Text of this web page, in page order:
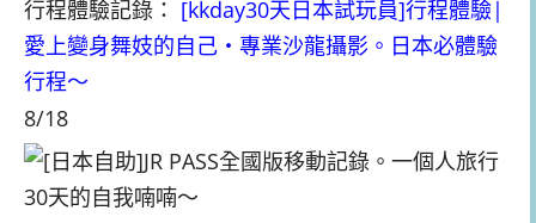
行程體驗記錄： [kkday30天日本試玩員]行程體驗|
愛上變身舞妓的自己・專業沙龍攝影。日本必體驗
行程～
8/18